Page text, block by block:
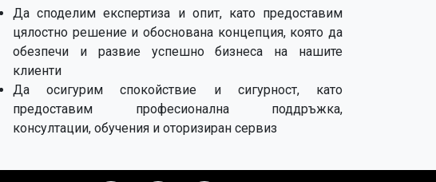
Да споделим експертиза и опит, като предоставим
цялостно решение и обоснована концепция, която да
обезпечи и развие успешно бизнеса на нашите
клиенти
Да осигурим спокойствие и сигурност, като
предоставим професионална поддръжка,
консултации, обучения и оторизиран сервиз